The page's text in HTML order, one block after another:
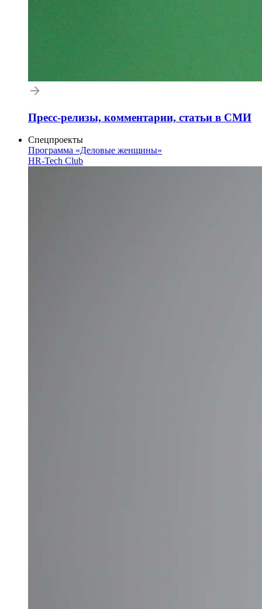
Пресс-релизы, комментарии, статьи в СМИ
Спецпроекты
Программа «Деловые женщины»
HR-Tech Club